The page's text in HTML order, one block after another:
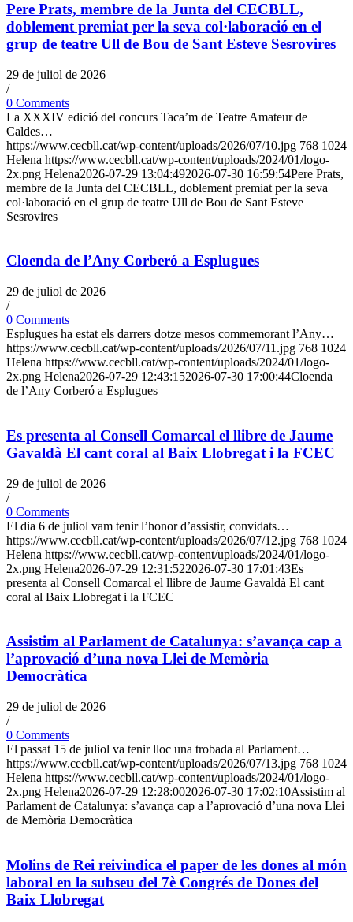
Pere Prats, membre de la Junta del CECBLL,
doblement premiat per la seva col·laboració en el
grup de teatre Ull de Bou de Sant Esteve Sesrovires
29 de juliol de 2026
/
0 Comments
La XXXIV edició del concurs Taca’m de Teatre Amateur de
Caldes…
https://www.cecbll.cat/wp-content/uploads/2026/07/10.jpg 768 1024
Helena https://www.cecbll.cat/wp-content/uploads/2024/01/logo-
2x.png Helena2026-07-29 13:04:492026-07-30 16:59:54Pere Prats,
membre de la Junta del CECBLL, doblement premiat per la seva
col·laboració en el grup de teatre Ull de Bou de Sant Esteve
Sesrovires
Cloenda de l’Any Corberó a Esplugues
29 de juliol de 2026
/
0 Comments
Esplugues ha estat els darrers dotze mesos commemorant l’Any…
https://www.cecbll.cat/wp-content/uploads/2026/07/11.jpg 768 1024
Helena https://www.cecbll.cat/wp-content/uploads/2024/01/logo-
2x.png Helena2026-07-29 12:43:152026-07-30 17:00:44Cloenda
de l’Any Corberó a Esplugues
Es presenta al Consell Comarcal el llibre de Jaume
Gavaldà El cant coral al Baix Llobregat i la FCEC
29 de juliol de 2026
/
0 Comments
El dia 6 de juliol vam tenir l’honor d’assistir, convidats…
https://www.cecbll.cat/wp-content/uploads/2026/07/12.jpg 768 1024
Helena https://www.cecbll.cat/wp-content/uploads/2024/01/logo-
2x.png Helena2026-07-29 12:31:522026-07-30 17:01:43Es
presenta al Consell Comarcal el llibre de Jaume Gavaldà El cant
coral al Baix Llobregat i la FCEC
Assistim al Parlament de Catalunya: s’avança cap a
l’aprovació d’una nova Llei de Memòria
Democràtica
29 de juliol de 2026
/
0 Comments
El passat 15 de juliol va tenir lloc una trobada al Parlament…
https://www.cecbll.cat/wp-content/uploads/2026/07/13.jpg 768 1024
Helena https://www.cecbll.cat/wp-content/uploads/2024/01/logo-
2x.png Helena2026-07-29 12:28:002026-07-30 17:02:10Assistim al
Parlament de Catalunya: s’avança cap a l’aprovació d’una nova Llei
de Memòria Democràtica
Molins de Rei reivindica el paper de les dones al món
laboral en la subseu del 7è Congrés de Dones del
Baix Llobregat